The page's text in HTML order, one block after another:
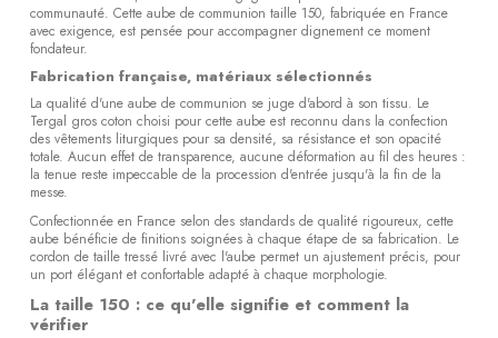
communauté. Cette aube de communion taille 150, fabriquée en France
avec exigence, est pensée pour accompagner dignement ce moment
fondateur.
Fabrication française, matériaux sélectionnés
La qualité d'une aube de communion se juge d'abord à son tissu. Le
Tergal gros coton choisi pour cette aube est reconnu dans la confection
des vêtements liturgiques pour sa densité, sa résistance et son opacité
totale. Aucun effet de transparence, aucune déformation au fil des heures :
la tenue reste impeccable de la procession d'entrée jusqu'à la fin de la
messe.
Confectionnée en France selon des standards de qualité rigoureux, cette
aube bénéficie de finitions soignées à chaque étape de sa fabrication. Le
cordon de taille tressé livré avec l'aube permet un ajustement précis, pour
un port élégant et confortable adapté à chaque morphologie.
La taille 150 : ce qu'elle signifie et comment la
vérifier